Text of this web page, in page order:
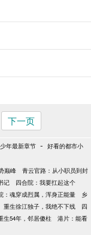
下一页
年最新章节 - 好看的都市小
巅峰
青云官路：从小职员到封
记
四合院：我要扛起这个
：魂穿成烈属，浑身正能量
乡
重生徐江独子，我绝不下线
四
生54年，邻居傻柱
港片：能看